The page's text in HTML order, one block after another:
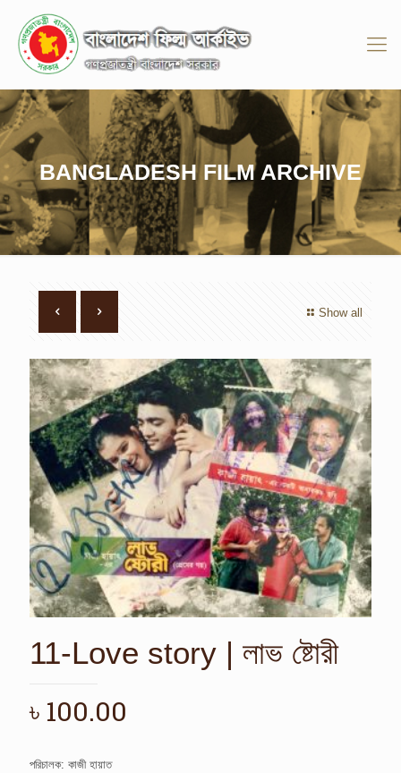
BANGLADESH FILM ARCHIVE
Show all
11-Love story | লাভ ষ্টোরী
৳ 100.00
পরিচালক: কাজী হায়াত